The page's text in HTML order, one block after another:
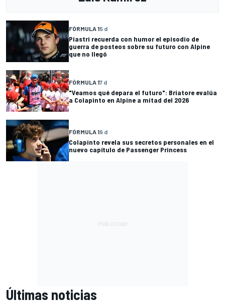
FÓRMULA 15 d
Piastri recuerda con humor el episodio de
guerra de posteos sobre su futuro con Alpine
que no llegó
FÓRMULA 17 d
"Veamos qué depara el futuro": Briatore evalúa
a Colapinto en Alpine a mitad del 2026
FÓRMULA 19 d
Colapinto revela sus secretos personales en el
nuevo capítulo de Passenger Princess
Últimas noticias